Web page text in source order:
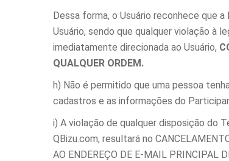
Dessa forma, o Usuário reconhece que
Usuário, sendo que qualquer violação à
imediatamente direcionada ao Usuário,
QUALQUER ORDEM.
h) Não é permitido que uma pessoa
cadastros e as informações do
i) A violação de qualquer disposição do
QBizu.com, resultará no
AO ENDEREÇO DE E-MAIL PRINCIPAL